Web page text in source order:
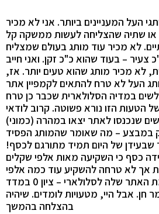
העל המעניינים ביותר. אני לא מכיר
או שתיה שהצליחה לעשות ממשקה קל
לא מכיר עוד מותג בעולם שמצליח
צעיר – בעוד שהוא כ"כ זקן. ואני חייב
לא מכיר מותג שהוא טעים יותר. אז,
העל לא טרח להתאים לקמפיין אתר
במדיה הסלולארית שכבר כן טרח
הטעות הזו נורא פשוטה. קרוב לודאי
שנכנסו לאתר יצאו במהרה (כמוני)
במבצע – מה שאומר שהמותג הפסיד
של היום תמיד מתורגם לכסף!
כסף כי השקיעה מאות אלפי שקלים
אך לא טרחה להשקיע עוד כמה אלפי
שקלים, בהתאמת האתר שלה לסלולארי – ציון 0 במדד
חן. אבל היי, מטעויות לומדים. שיהיה
בהצלחה בהמשך